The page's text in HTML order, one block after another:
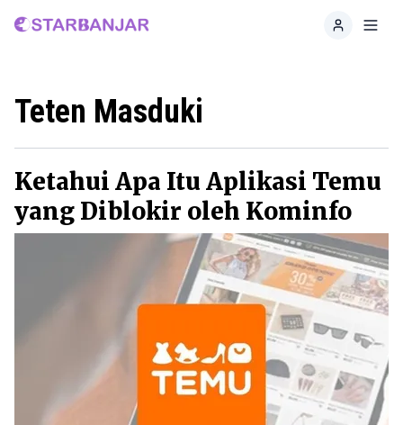
Home
Teten Masduki
Ketahui Apa Itu Aplikasi Temu
yang Diblokir oleh Kominfo